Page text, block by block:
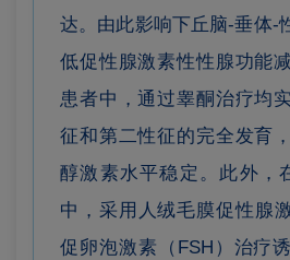
达。由此影响下丘脑-垂体-
低促性腺激素性性腺功能
患者中，通过睾酮治疗均
征和第二性征的完全发育
醇激素水平稳定。此外，
中，采用人绒毛膜促性腺
促卵泡激素（FSH）治疗